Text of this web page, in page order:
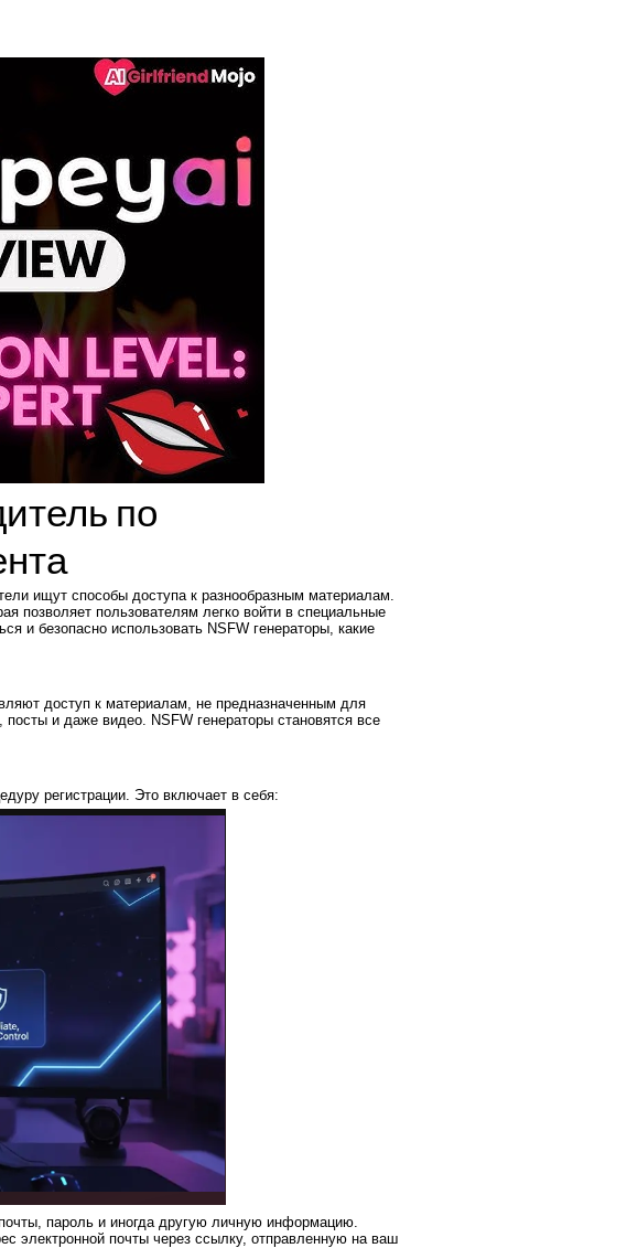
по
ищут способы доступа к разнообразным материалам.
позволяет пользователям легко войти в специальные
и безопасно использовать NSFW генераторы, какие
доступ к материалам, не предназначенным для
и даже видео. NSFW генераторы становятся все
регистрации. Это включает в себя:
пароль и иногда другую личную информацию.
электронной почты через ссылку, отправленную на ваш